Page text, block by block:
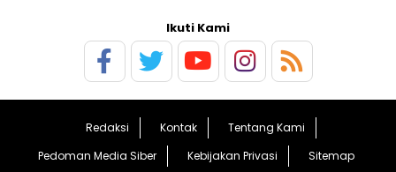
Ikuti Kami
Redaksi Kontak
Tentang Kami
Pedoman Media Siber
Kebijakan Privasi Sitemap